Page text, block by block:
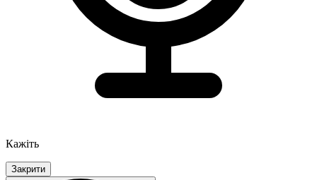
Кажіть
Закрити